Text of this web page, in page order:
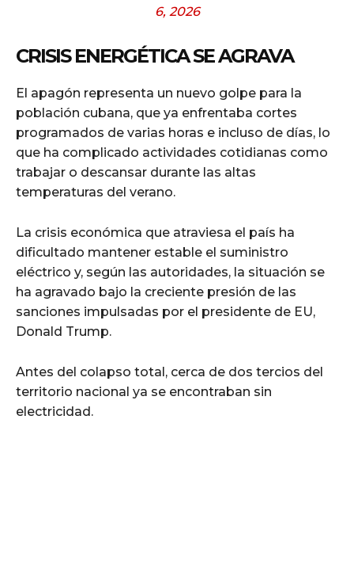
6, 2026
CRISIS ENERGÉTICA SE AGRAVA
El apagón representa un nuevo golpe para la
población cubana, que ya enfrentaba cortes
programados de varias horas e incluso de días, lo
que ha complicado actividades cotidianas como
trabajar o descansar durante las altas
temperaturas del verano.
La crisis económica que atraviesa el país ha
dificultado mantener estable el suministro
eléctrico y, según las autoridades, la situación se
ha agravado bajo la creciente presión de las
sanciones impulsadas por el presidente de EU,
Donald Trump.
Antes del colapso total, cerca de dos tercios del
territorio nacional ya se encontraban sin
electricidad.